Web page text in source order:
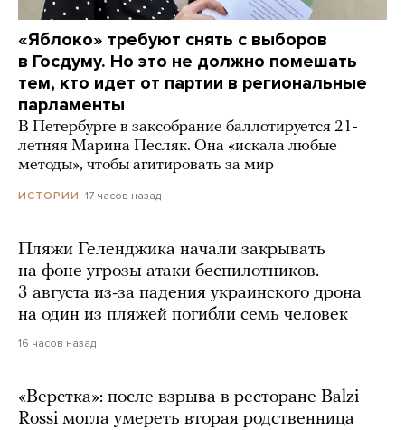
«Яблоко» требуют снять с выборов
в Госдуму. Но это не должно помешать
тем, кто идет от партии в региональные
парламенты
В Петербурге в заксобрание баллотируется 21-
летняя Марина Песляк. Она «искала любые
методы», чтобы агитировать за мир
ИСТОРИИ 17 часов назад
Пляжи Геленджика начали закрывать
на фоне угрозы атаки беспилотников.
3 августа из-за падения украинского дрона
на один из пляжей погибли семь человек
16 часов назад
«Верстка»: после взрыва в ресторане Balzi
Rossi могла умереть вторая родственница